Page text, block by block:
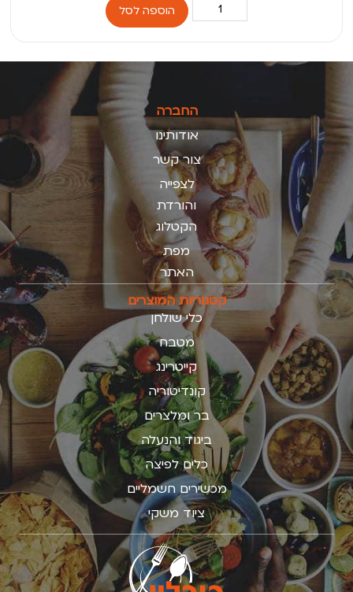
הוספה לסל
החברה
אודותינו
צור קשר
לצפייה
והורדת
הקטלוג
מפת
האתר
קטגוריות המוצרים
כלי שולחן
מטבח
קייטרינג
קונדיטוריה
בר ומלצרים
ביגוד והנעלה
כלים לפיצה
מכשירים חשמליים
ציוד משקי